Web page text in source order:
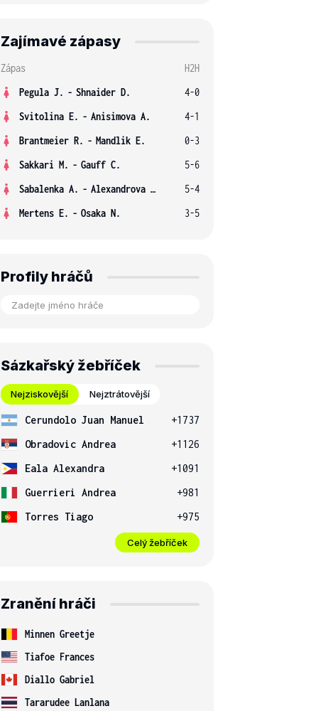
Zajímavé zápasy
Zápas
H2H
Pegula J. - Shnaider D.
4-0
Svitolina E. - Anisimova A.
4-1
Brantmeier R. - Mandlik E.
0-3
Sakkari M. - Gauff C.
5-6
Sabalenka A. - Alexandrova E.
5-4
Mertens E. - Osaka N. 3-5
Profily hráčů
Sázkařský žebříček
Nejziskovější Nejztrátovější
Cerundolo Juan Manuel
+1737
Obradovic Andrea
+1126
Eala Alexandra
+1091
Guerrieri Andrea
+981
Torres Tiago
+975
Celý žebříček
Zranění hráči
Minnen Greetje
Tiafoe Frances
Diallo Gabriel
Tararudee Lanlana